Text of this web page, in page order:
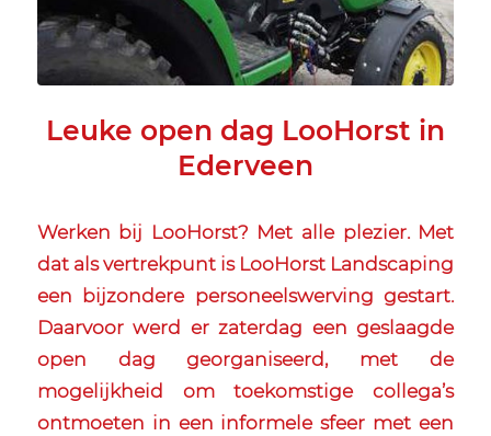
Leuke open dag LooHorst in
Ederveen
Werken bij LooHorst? Met alle plezier. Met
dat als vertrekpunt is LooHorst Landscaping
een bijzondere personeelswerving gestart.
Daarvoor werd er zaterdag een geslaagde
open dag georganiseerd, met de
mogelijkheid om toekomstige collega’s
ontmoeten in een informele sfeer met een